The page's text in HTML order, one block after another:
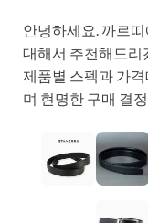
안녕하세요. 까르
대해서 추천해드리
제품별 스펙과 가
며 현명한 구매 결